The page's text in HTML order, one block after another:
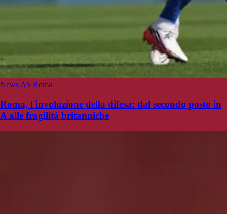
News AS Roma
Roma, l'involuzione della difesa: dal secondo posto in
A alle fragilità britanniche